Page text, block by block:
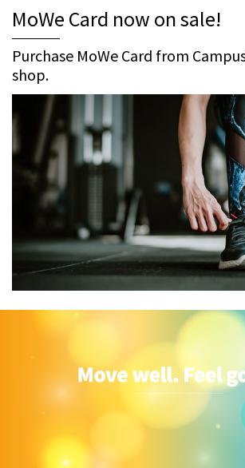
MoWe Card now on sale!
Purchase MoWe Card from
shop.